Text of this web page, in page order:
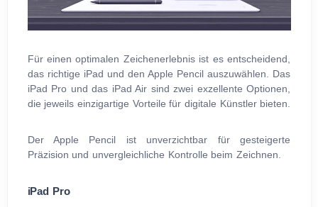
Für einen optimalen Zeichenerlebnis ist es entscheidend,
das richtige iPad und den Apple Pencil auszuwählen. Das
iPad Pro und das iPad Air sind zwei exzellente Optionen,
die jeweils einzigartige Vorteile für digitale Künstler bieten.
Der Apple Pencil ist unverzichtbar für gesteigerte
Präzision und unvergleichliche Kontrolle beim Zeichnen.
iPad Pro